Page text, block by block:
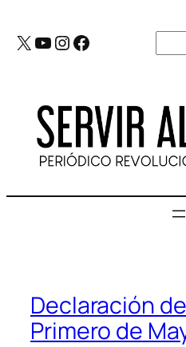
contenido
X YouTube
Instagram
Facebook
Declaración
Primero de